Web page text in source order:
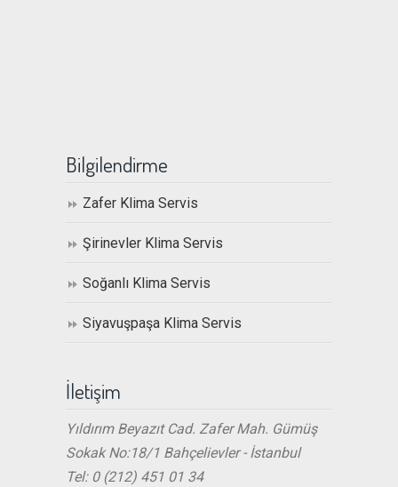
Bilgilendirme
Zafer Klima Servis
Şirinevler Klima Servis
Soğanlı Klima Servis
Siyavuşpaşa Klima Servis
İletişim
Yıldırım Beyazıt Cad. Zafer Mah. Gümüş
Sokak No:18/1 Bahçelievler - İstanbul
Tel: 0 (212) 451 01 34